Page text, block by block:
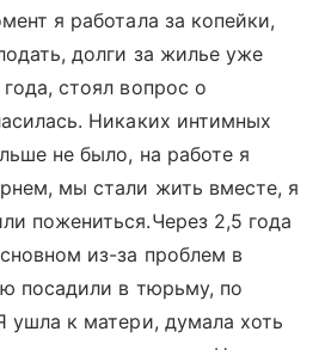
я работала за копейки,
долги за жилье уже
стоял вопрос о
Никаких интимных
не было, на работе я
мы стали жить вместе, я
пожениться.Через 2,5 года
из-за проблем в
посадили в тюрьму, по
ушла к матери, думала хоть